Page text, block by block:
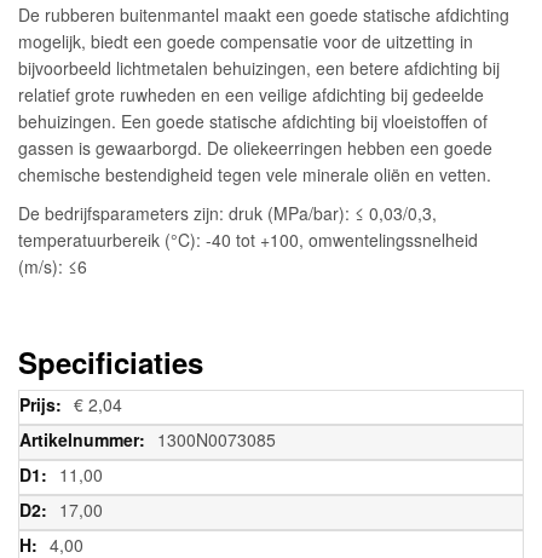
De rubberen buitenmantel maakt een goede statische afdichting
mogelijk, biedt een goede compensatie voor de uitzetting in
bijvoorbeeld lichtmetalen behuizingen, een betere afdichting bij
relatief grote ruwheden en een veilige afdichting bij gedeelde
behuizingen. Een goede statische afdichting bij vloeistoffen of
gassen is gewaarborgd. De oliekeerringen hebben een goede
chemische bestendigheid tegen vele minerale oliën en vetten.
De bedrijfsparameters zijn: druk (MPa/bar): ≤ 0,03/0,3,
temperatuurbereik (°C): -40 tot +100, omwentelingssnelheid
(m/s): ≤6
Specificiaties
Meer
informatie
€ 2,04
1300N0073085
11,00
17,00
4,00